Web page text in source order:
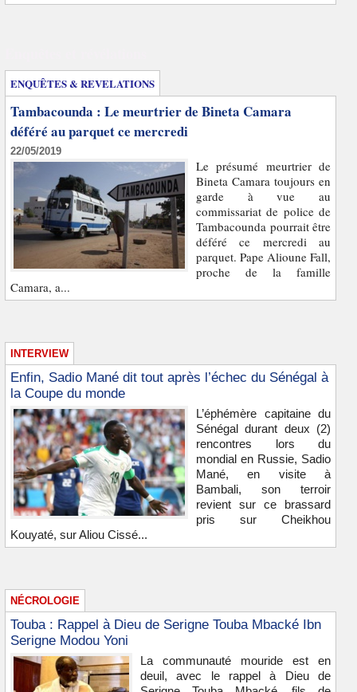
ENQUÊTES & REVELATIONS
Tambacounda : Le meurtrier de Bineta Camara
déféré au parquet ce mercredi
22/05/2019
Le présumé meurtrier de
Bineta Camara toujours en
garde à vue au
commissariat de police de
Tambacounda pourrait être
déféré ce mercredi au
parquet. Pape Alioune Fall,
proche de la famille
Camara, a...
INTERVIEW
Enfin, Sadio Mané dit tout après l’échec du Sénégal à
la Coupe du monde
L’éphémère capitaine du
Sénégal durant deux (2)
rencontres lors du
mondial en Russie, Sadio
Mané, en visite à
Bambali, son terroir
revient sur ce brassard
pris sur Cheikhou
Kouyaté, sur Aliou Cissé...
NÉCROLOGIE
Touba : Rappel à Dieu de Serigne Touba Mbacké Ibn
Serigne Modou Yoni
La communauté mouride est en
deuil, avec le rappel à Dieu de